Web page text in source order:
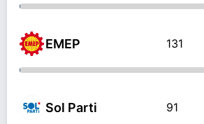
EMEP 131
Sol Parti 91